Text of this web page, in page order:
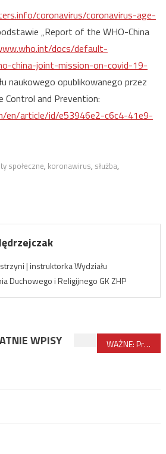
coronavirus/coronavirus-age-
„Report of the WHO-China
docs/default-
china-joint-mission-on-covid-19-
naukowego opublikowanego przez
Control and Prevention:
en/article/id/e53946e2-c6c4-41e9-
społeczne, koronawirus, służba,
| instruktorka Wydziału
Duchowego i Religijnego GK ZHP
WAŻNE: Praca z kadrą w czasach pandemii
WPISY